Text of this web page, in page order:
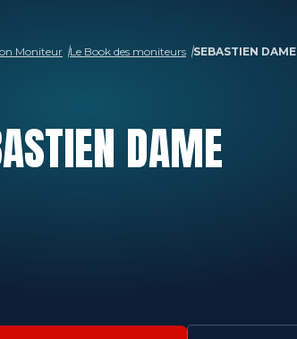
Moniteur Le Book des moniteurs SEBASTIEN DAME
DAME